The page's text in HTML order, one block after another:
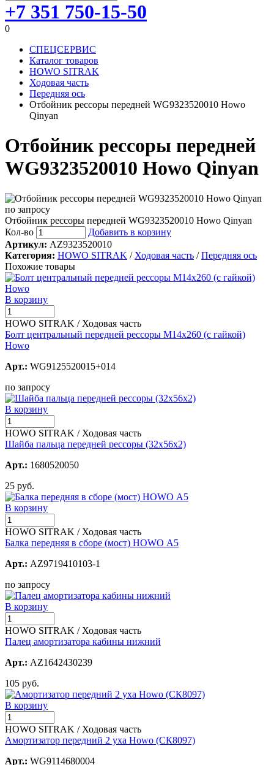
+7 351 750-15-50
0
СПЕЦСЕРВИС
Каталог товаров
HOWO SITRAK
Ходовая часть
Передняя ось
Отбойник рессоры передней WG9323520010 Howo
Qinyan
Отбойник рессоры передней
WG9323520010 Howo Qinyan
по запросу
Отбойник рессоры передней WG9323520010 Howo Qinyan
Кол-во
Добавить в корзину
Артикул: AZ9323520010
Категория: HOWO SITRAK / Ходовая часть /Передняя ось
Похожие товары
В корзину
HOWO SITRAK / Ходовая часть
Болт центральный передней рессоры М14х260 (с гайкой)
Howo
Арт.: WG9125520015+014
по запросу
В корзину
HOWO SITRAK / Ходовая часть
Шайба пальца передней рессоры (32х56х2)
Арт.: 1680520050
25 руб.
В корзину
HOWO SITRAK / Ходовая часть
Балка передняя в сборе (мост) HOWO А5
Арт.: AZ9719410103-1
по запросу
В корзину
HOWO SITRAK / Ходовая часть
Палец амортизатора кабины нижний
Арт.: AZ1642430239
105 руб.
В корзину
HOWO SITRAK / Ходовая часть
Амортизатор передний 2 уха Howo (СК8097)
Арт.: WG9114680004